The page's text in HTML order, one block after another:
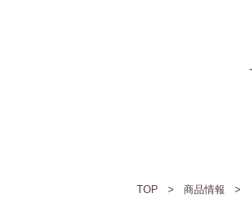
TOP 商品情報